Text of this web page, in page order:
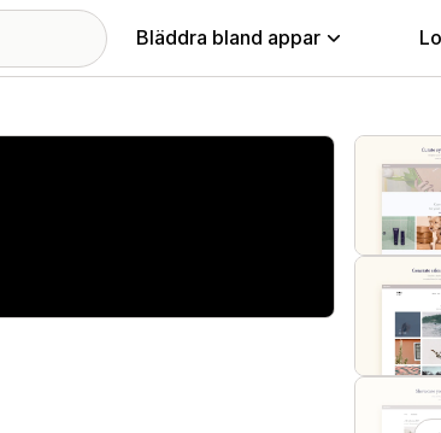
Bläddra bland appar